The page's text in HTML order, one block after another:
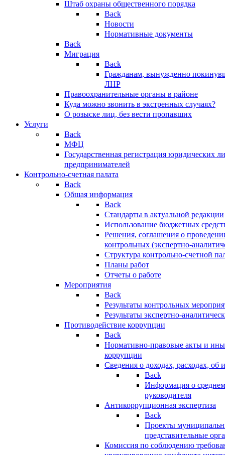
Штаб охраны общественного порядка
Back
Новости
Нормативные документы
Back
Миграция
Back
Гражданам, вынужденно
ЛНР
Правоохранительные органы в районе
Куда можно звонить в экстренных случаях?
О розыске лиц, без вести пропавших
Услуги
Back
МФЦ
Государственная регистрация юридических
предпринимателей
Контрольно-счетная палата
Back
Общая информация
Back
Стандарты в актуальной редакции
Использование бюджетных
Решения, соглашения о
контрольных (экспертно-
Структура контрольно-счетной
Планы работ
Отчеты о работе
Мероприятия
Back
Результаты контрольных
Результаты экспертно-
Противодействие коррупции
Back
Нормативно-правовые акты и
коррупции
Сведения о доходах, расходах, об
Back
Информация о
руководителя
Антикоррупционная экспертиза
Back
Проекты
представительные
Комиссия по соблюдению